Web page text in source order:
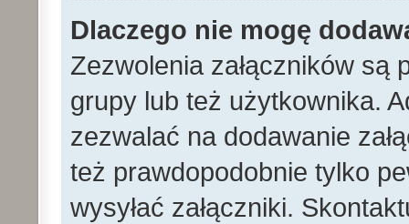
Dlaczego nie mogę
Zezwolenia załączników są
grupy lub też użytkownika.
zezwalać na dodawanie
też prawdopodobnie tylko
wysyłać załączniki.